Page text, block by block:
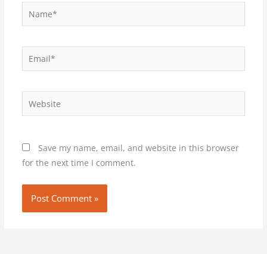
Email*
Website
Save my name, email, and website in this browser
for the next time I comment.